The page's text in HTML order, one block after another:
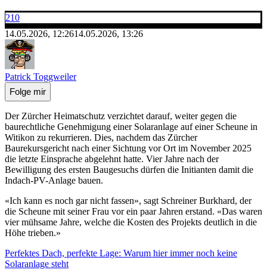
210
14.05.2026, 12:2614.05.2026, 13:26
Patrick Toggweiler
Folge mir
Der Zürcher Heimatschutz verzichtet darauf, weiter gegen die
baurechtliche Genehmigung einer Solaranlage auf einer Scheune in
Witikon zu rekurrieren. Dies, nachdem das Zürcher
Baurekursgericht nach einer Sichtung vor Ort im November 2025
die letzte Einsprache abgelehnt hatte. Vier Jahre nach der
Bewilligung des ersten Baugesuchs dürfen die Initianten damit die
Indach-PV-Anlage bauen.
«Ich kann es noch gar nicht fassen», sagt Schreiner Burkhard, der
die Scheune mit seiner Frau vor ein paar Jahren erstand. «Das waren
vier mühsame Jahre, welche die Kosten des Projekts deutlich in die
Höhe trieben.»
Perfektes Dach, perfekte Lage: Warum hier immer noch keine
Solaranlage steht